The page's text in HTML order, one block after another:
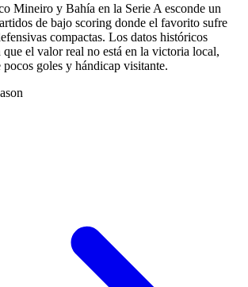
Mineiro y Bahía en la Serie A esconde un
de bajo scoring donde el favorito sufre
compactas. Los datos históricos
el valor real no está en la victoria local,
pocos goles y hándicap visitante.